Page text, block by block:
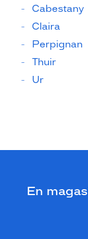
Cabestany
Claira
Perpignan
Thuir
Ur
En